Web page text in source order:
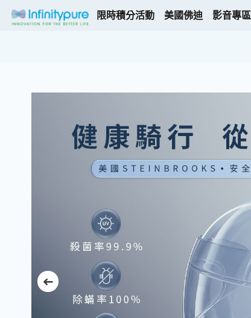
限時積分活動 美國佛迪 影音專區